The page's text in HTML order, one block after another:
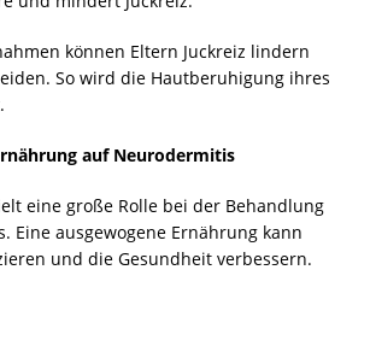
können Eltern Juckreiz lindern
So wird die Hautberuhigung ihres
auf Neurodermitis
eine große Rolle bei der Behandlung
Eine ausgewogene Ernährung kann
und die Gesundheit verbessern.